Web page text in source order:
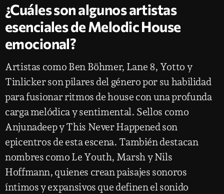
¿Cuáles son algunos artistas
esenciales de Melodic House
emocional?
Artistas como Ben Böhmer, Lane 8, Yotto y
Tinlicker son pilares del género por su habilidad
para fusionar ritmos de house con una profunda
carga melódica y sentimental. Sellos como
Anjunadeep y This Never Happened son
epicentros de esta escena. También destacan
nombres como Le Youth, Marsh y Nils
Hoffmann, quienes crean paisajes sonoros
íntimos y expansivos que definen el sonido